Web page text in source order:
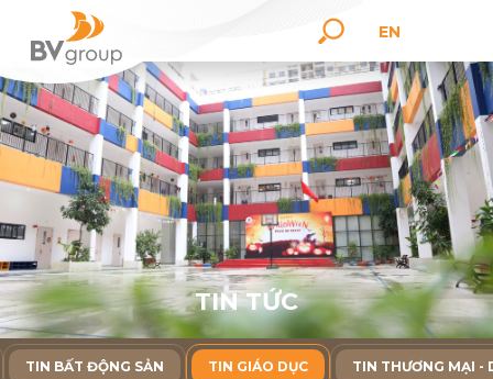
EN
TIN TỨC
TIN BẤT ĐỘNG SẢN TIN GIÁO DỤC TIN THƯƠNG MẠI -